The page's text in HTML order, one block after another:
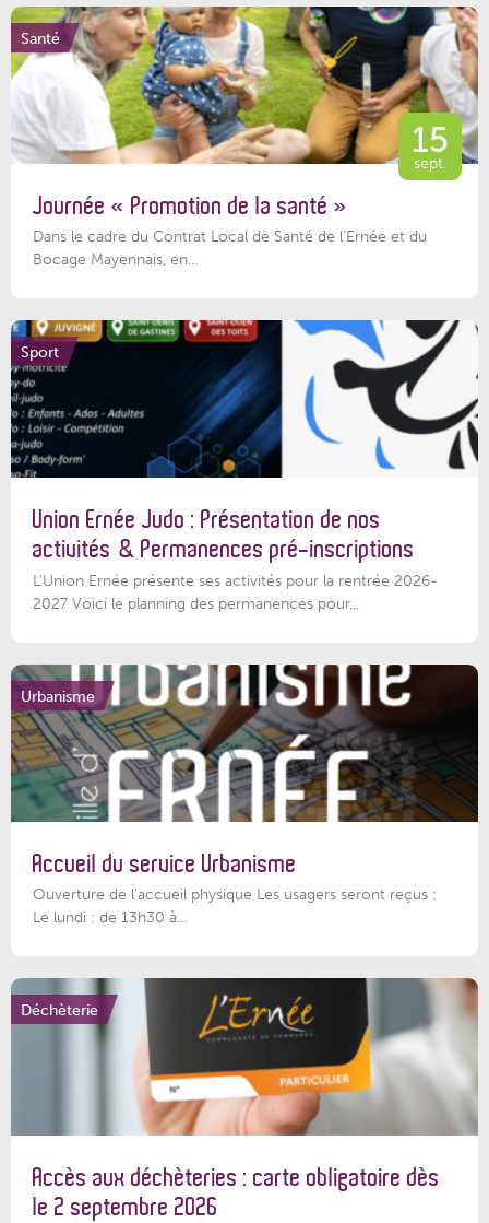
Santé
15
sept.
Journée « Promotion de la santé »
Dans le cadre du Contrat Local de Santé de l’Ernée et du
Bocage Mayennais, en...
Sport
Union Ernée Judo : Présentation de nos
activités & Permanences pré-inscriptions
L'Union Ernée présente ses activités pour la rentrée 2026-
2027 Voici le planning des permanences pour...
Urbanisme
Accueil du service Urbanisme
Ouverture de l'accueil physique Les usagers seront reçus :
Le lundi : de 13h30 à...
Déchèterie
Accès aux déchèteries : carte obligatoire dès
le 2 septembre 2026